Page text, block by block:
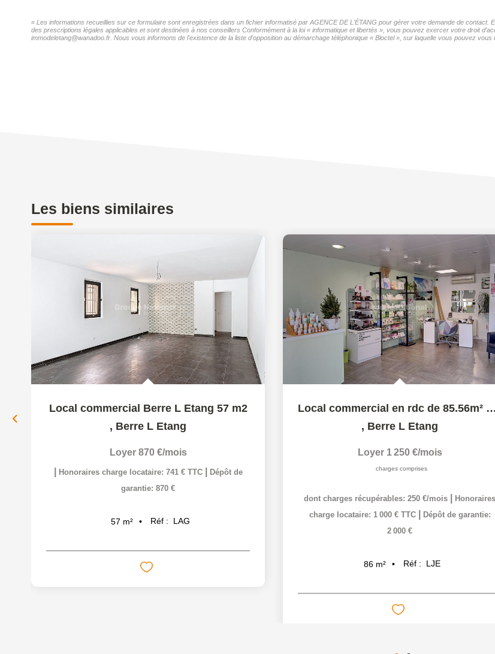
« Les informations recueillies sur ce formulaire sont enregistrées dans un fichier informatisé par AGENCE DE L'ÉTANG pour gérer votre demande de
des prescriptions légales applicables et sont destinées à nos conseillers Conformément à la loi « informatique et libertés », vous pouvez exercer votre droit
immodeletang@wanadoo.fr. Nous vous informons de l'existence de la liste d'opposition au démarchage téléphonique « Bloctel », sur laquelle vous pouvez vous
Les biens similaires
Local commercial Berre L Etang 57 m2
, Berre L Etang
Loyer 870 €/mois
Honoraires charge locataire: 741 € TTC
Dépôt de
garantie: 870 €
57 m² Réf : LAG
Local commercial en rdc de 85.56m² proche centre ville...
, Berre L Etang
Loyer 1 250 €/mois
charges comprises
dont charges récupérables: 250 €/mois
Honoraires
charge locataire: 1 000 € TTC
Dépôt de garantie:
2 000 €
86 m² Réf : LJE